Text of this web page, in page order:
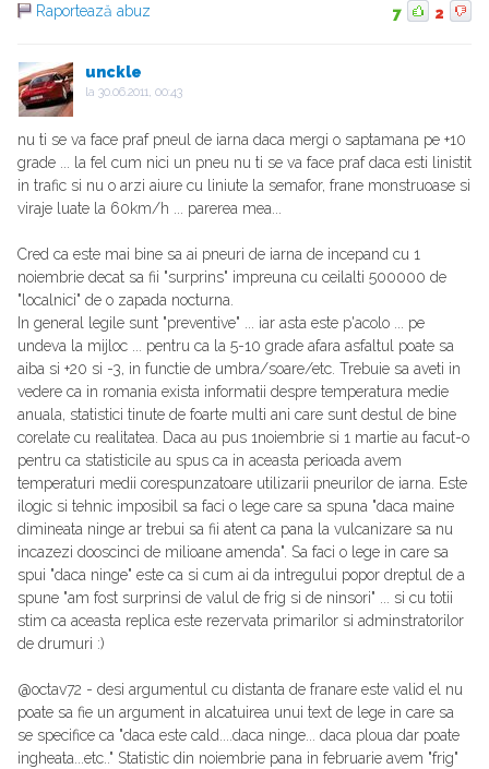
Raportează abuz
7 2
unckle
la 30.06.2011, 00:43
nu ti se va face praf pneul de iarna daca mergi o saptamana pe +10
grade ... la fel cum nici un pneu nu ti se va face praf daca esti linistit
in trafic si nu o arzi aiure cu liniute la semafor, frane monstruoase si
viraje luate la 60km/h ... parerea mea...
Cred ca este mai bine sa ai pneuri de iarna de incepand cu 1
noiembrie decat sa fii "surprins" impreuna cu ceilalti 500000 de
"localnici" de o zapada nocturna.
In general legile sunt "preventive" ... iar asta este p'acolo ... pe
undeva la mijloc ... pentru ca la 5-10 grade afara asfaltul poate sa
aiba si +20 si -3, in functie de umbra/soare/etc. Trebuie sa aveti in
vedere ca in romania exista informatii despre temperatura medie
anuala, statistici tinute de foarte multi ani care sunt destul de bine
corelate cu realitatea. Daca au pus 1noiembrie si 1 martie au facut-o
pentru ca statisticile au spus ca in aceasta perioada avem
temperaturi medii corespunzatoare utilizarii pneurilor de iarna. Este
ilogic si tehnic imposibil sa faci o lege care sa spuna "daca maine
dimineata ninge ar trebui sa fii atent ca pana la vulcanizare sa nu
incazezi dooscinci de milioane amenda". Sa faci o lege in care sa
spui "daca ninge" este ca si cum ai da intregului popor dreptul de a
spune "am fost surprinsi de valul de frig si de ninsori" ... si cu totii
stim ca aceasta replica este rezervata primarilor si adminstratorilor
de drumuri :)
@octav72 - desi argumentul cu distanta de franare este valid el nu
poate sa fie un argument in alcatuirea unui text de lege in care sa
se specifice ca "daca este cald....daca ninge... daca ploua dar poate
ingheata...etc.." Statistic din noiembrie pana in februarie avem "frig"